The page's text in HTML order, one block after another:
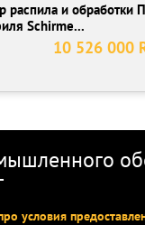
распила и обработки
Schirme...
10 526 000
условия